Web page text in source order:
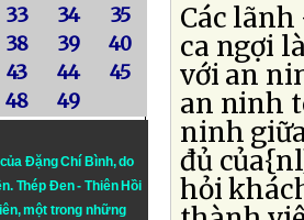
33 34
35
38 39
40
43 44
45
48 49
Đặng Chí Bình, do
Thép Đen- Thiên Hồi
một trong những
Các
ca ngợi
với an
an ninh
ninh
đủ
hỏi